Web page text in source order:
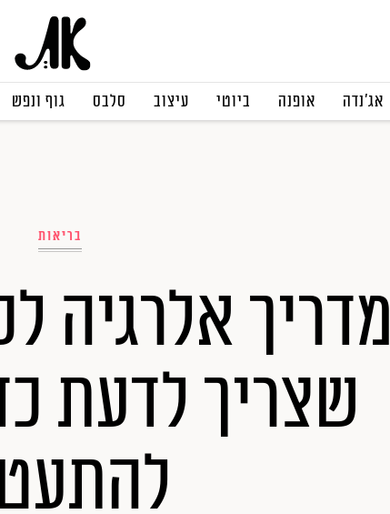
אג׳נדה אופנה ביוטי עיצוב סלבס גוף ונפש
בריאות
מדריך אלרגיה
שצריך לדעת